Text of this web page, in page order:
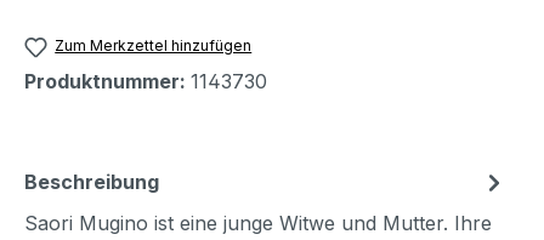
Zum Merkzettel hinzufügen
Produktnummer: 1143730
Beschreibung
Saori Mugino ist eine junge Witwe und Mutter. Ihre